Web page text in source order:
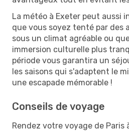
La météo à Exeter peut aussi
que vous soyez tenté par des
sous un climat agréable ou
immersion culturelle plus
période vous garantira un
les saisons qui s'adaptent le
une escapade mémorable !
Conseils de voyage
Rendez votre voyage de Paris